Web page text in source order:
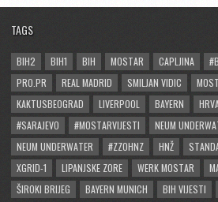
TAGS
BIH2 BIH1 BIH MOSTAR CAPLJINA
PRO.PR
REAL MADRID SMILJAN VIDIC
KAKTUSBEOGRAD
LIVERPOOL BAYERN
#SARAJEVO
#MOSTARVIJESTI
NEUM
NEUM UNDERWATER
#ZZOHNZ HNŽ
XGRID-1
LIPANJSKE ZORE WERK MOSTAR
ŠIROKI BRIJEG
BAYERN MUNICH BIH VIJESTI